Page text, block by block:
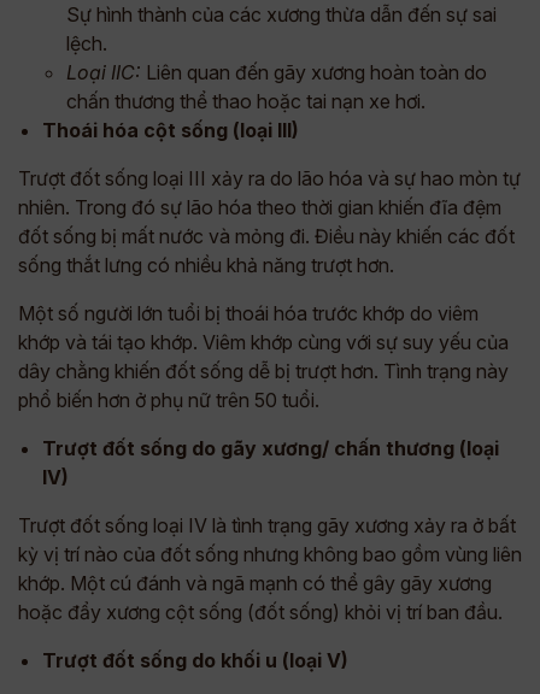
Sự hình thành của các xương thừa dẫn đến sự sai
lệch.
Loại IIC: Liên quan đến gãy xương hoàn toàn do
chấn thương thể thao hoặc tai nạn xe hơi.
Thoái hóa cột sống (loại III)
Trượt đốt sống loại III xảy ra do lão hóa và sự hao mòn tự
nhiên. Trong đó sự lão hóa theo thời gian khiến đĩa đệm
đốt sống bị mất nước và mỏng đi. Điều này khiến các đốt
sống thắt lưng có nhiều khả năng trượt hơn.
Một số người lớn tuổi bị thoái hóa trước khớp do viêm
khớp và tái tạo khớp. Viêm khớp cùng với sự suy yếu của
dây chằng khiến đốt sống dễ bị trượt hơn. Tình trạng này
phổ biến hơn ở phụ nữ trên 50 tuổi.
Trượt đốt sống do gãy xương/ chấn thương (loại
IV)
Trượt đốt sống loại IV là tình trạng gãy xương xảy ra ở bất
kỳ vị trí nào của đốt sống nhưng không bao gồm vùng liên
khớp. Một cú đánh và ngã mạnh có thể gây gãy xương
hoặc đẩy xương cột sống (đốt sống) khỏi vị trí ban đầu.
Trượt đốt sống do khối u (loại V)